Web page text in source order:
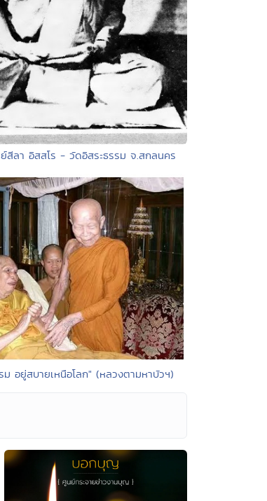
ย์สีลา อิสสโร - วัดอิสระธรรม จ.สกลนคร
ม อยู่สบายเหนือโลก" (หลวงตามหาบัวฯ)